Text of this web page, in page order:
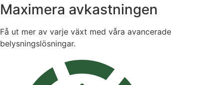
Maximera avkastningen
Få ut mer av varje växt med våra avancerade
belysningslösningar.